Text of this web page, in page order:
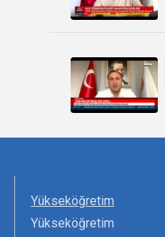
Yükseköğretim
Yükseköğretim